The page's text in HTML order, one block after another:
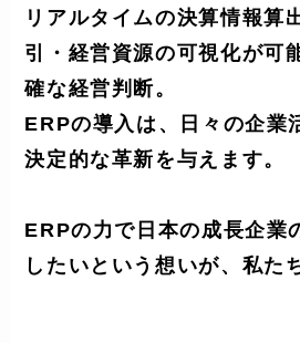
リアルタイムの決算情報算
引・経営資源の可視化が可
確な経営判断。
ERPの導入は、日々の企業
決定的な革新を与えます。
ERPの力で日本の成長企業
したいという想いが、私た